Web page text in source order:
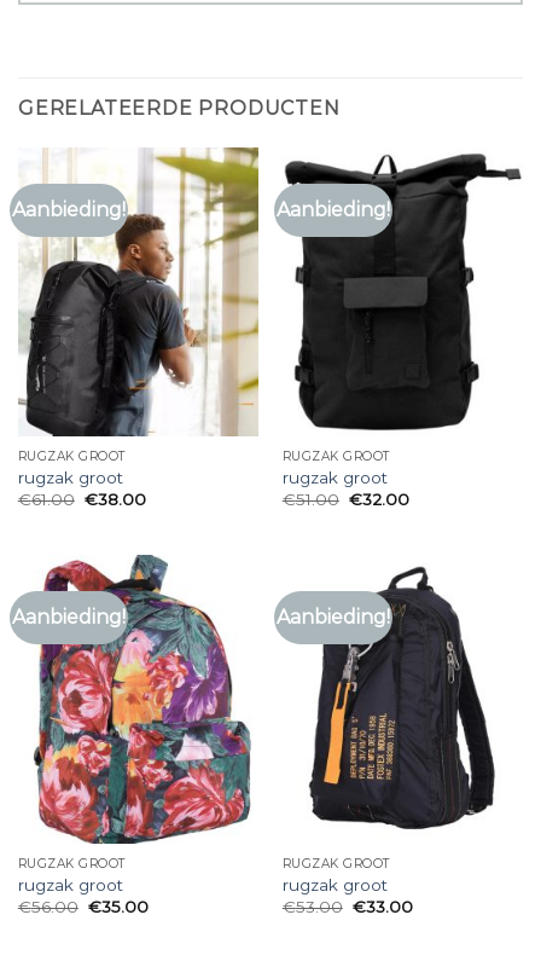
GERELATEERDE PRODUCTEN
Aanbieding!
RUGZAK GROOT
rugzak groot
€61.00 €38.00
Aanbieding!
RUGZAK GROOT
rugzak groot
€51.00 €32.00
Aanbieding!
RUGZAK GROOT
rugzak groot
€56.00 €35.00
Aanbieding!
RUGZAK GROOT
rugzak groot
€53.00 €33.00